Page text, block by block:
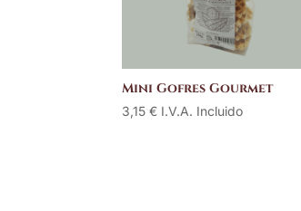
Mini Gofres Gourmet
3,15€ I.V.A. Incluido